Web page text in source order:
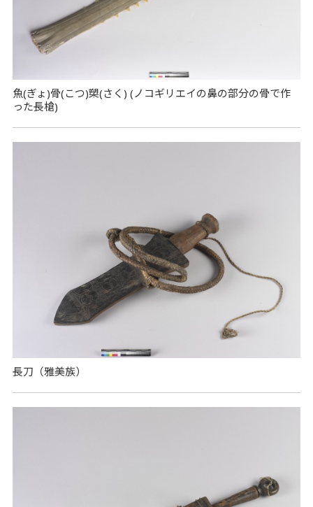
魚(ぎょ)骨(こつ)槊(さく) (ノコギリエイの鼻の部分の骨で作
った長槍)
長刀（雅美族）